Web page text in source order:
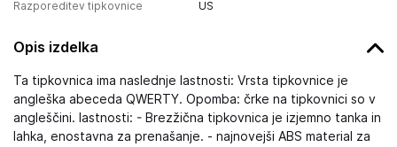
Razporeditev tipkovnice US
Opis izdelka
Ta tipkovnica ima naslednje lastnosti: Vrsta tipkovnice je
angleška abeceda QWERTY. Opomba: črke na tipkovnici so v
angleščini. lastnosti: - Brezžična tipkovnica je izjemno tanka in
lahka, enostavna za prenašanje. - najnovejši ABS material za